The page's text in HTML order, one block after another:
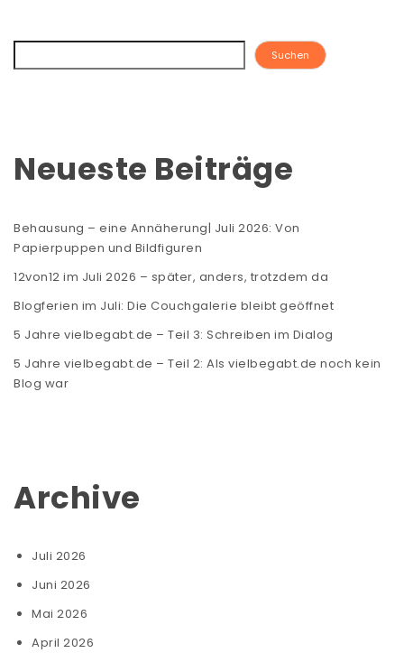
Suchen
Neueste Beiträge
Behausung – eine Annäherung| Juli 2026: Von
Papierpuppen und Bildfiguren
12von12 im Juli 2026 – später, anders, trotzdem da
Blogferien im Juli: Die Couchgalerie bleibt geöffnet
5 Jahre vielbegabt.de – Teil 3: Schreiben im Dialog
5 Jahre vielbegabt.de – Teil 2: Als vielbegabt.de noch kein
Blog war
Archive
Juli 2026
Juni 2026
Mai 2026
April 2026